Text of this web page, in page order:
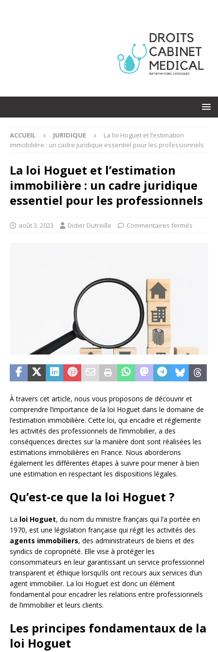
ACCUEIL JURIDIQUE
La loi Hoguet et l’estimation
immobilière : un cadre juridique essentiel pour les professionnels
La loi Hoguet et l’estimation
immobilière : un cadre juridique
essentiel pour les professionnels
août 3, 2023 Didier Dutreille Commentaires fermés
À travers cet article, nous vous proposons de découvrir et
comprendre l’importance de la loi Hoguet dans le domaine de
l’estimation immobilière. Cette loi, qui encadre et réglemente
les activités des professionnels de l’immobilier, a des
conséquences directes sur la manière dont sont réalisées les
estimations immobilières en France. Nous aborderons
également les différentes étapes à suivre pour mener à bien
une estimation en respectant les dispositions légales.
Qu’est-ce que la loi Hoguet ?
La loi Hoguet, du nom du ministre français qui l’a portée en
1970, est une législation française qui régit les activités des
agents immobiliers, des administrateurs de biens et des
syndics de copropriété. Elle vise à protéger les
consommateurs en leur garantissant un service professionnel
transparent et éthique lorsqu’ils ont recours aux services d’un
agent immobilier. La loi Hoguet est donc un élément
fondamental pour encadrer les relations entre professionnels
de l’immobilier et leurs clients.
Les principes fondamentaux de la
loi Hoguet